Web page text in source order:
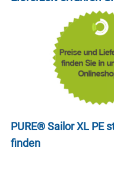
PURE® Sailor XL PE
finden